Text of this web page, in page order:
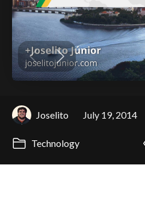
Joselito July 19, 2014
Technology